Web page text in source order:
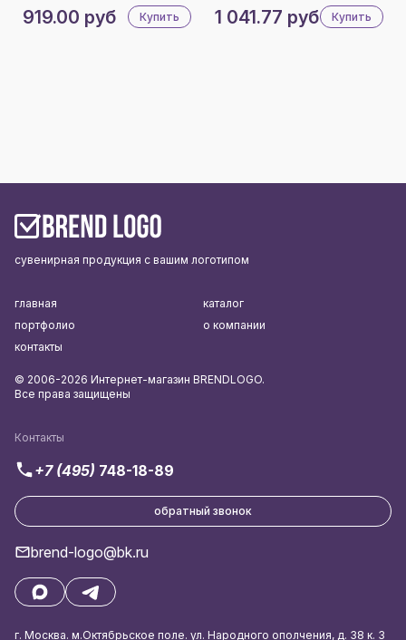
919.00 руб Купить 1 041.77 руб Купить
сувенирная продукция с вашим логотипом
Контакты
+7 (495) 748-18-89
обратный звонок
brend-logo@bk.ru
г. Москва. м.Октябрьское поле. ул. Народного ополчения, д. 38 к. 3
главная
каталог
портфолио
о компании
контакты
© 2006-2026 Интернет-магазин BRENDLOGO.
Все права защищены